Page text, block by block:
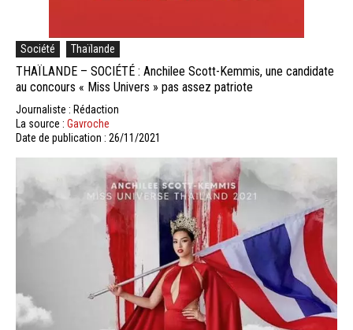
Société Thaïlande
THAÏLANDE – SOCIÉTÉ : Anchilee Scott-Kemmis, une candidate
au concours « Miss Univers » pas assez patriote
Journaliste : Rédaction
La source : Gavroche
Date de publication : 26/11/2021